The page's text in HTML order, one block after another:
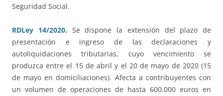
Seguridad Social.
RDLey 14/2020. Se dispone la extensión del plazo de
presentación e ingreso de las declaraciones y
autoliquidaciones tributarias, cuyo vencimiento se
produzca entre el 15 de abril y el 20 de mayo de 2020 (15
de mayo en domiciliaciones). Afecta a contribuyentes con
un volumen de operaciones de hasta 600.000 euros en